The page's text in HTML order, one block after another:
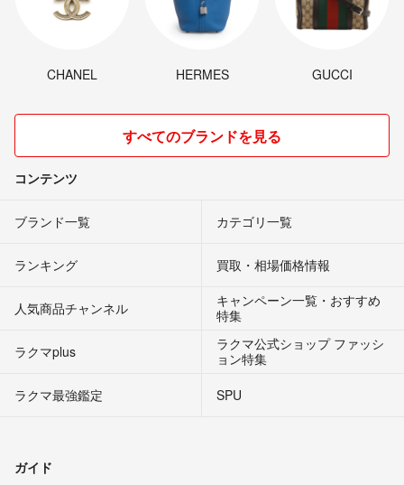
CHANEL HERMES GUCCI
すべてのブランドを見る
コンテンツ
ブランド一覧 カテゴリ一覧
ランキング 買取・相場価格情報
人気商品チャンネル
キャンペーン一覧・おすすめ
特集
ラクマplus
ラクマ公式ショップ ファッシ
ョン特集
ラクマ最強鑑定
SPU
ガイド